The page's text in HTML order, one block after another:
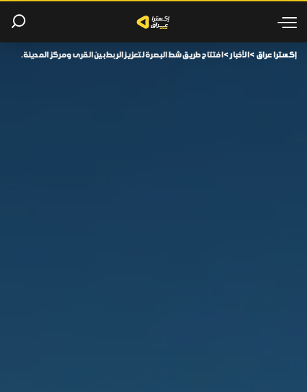
إكسترا عراق >الأخبار>افتتاح طريق شط البصرة لتعزيز الربط بين القرى ومركز المدينة.